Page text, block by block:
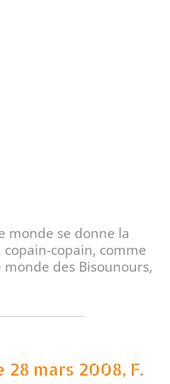
monde se donne la
copain, comme
monde des Bisounours,
28 mars 2008, F.